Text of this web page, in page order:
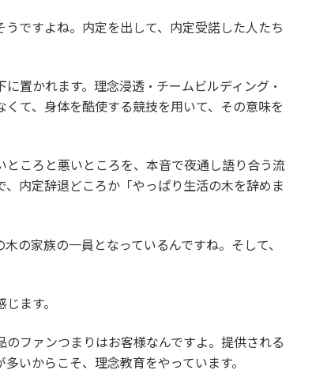
うですよね。内定を出して、内定受諾した人たち
置かれます。理念浸透・チームビルディング・
て、身体を酷使する競技を用いて、その意味を
ころと悪いところを、本音で夜通し語り合う流
内定辞退どころか「やっぱり生活の木を辞めま
の家族の一員となっているんですね。そして、
ます。
ファンつまりはお客様なんですよ。提供される
いからこそ、理念教育をやっています。